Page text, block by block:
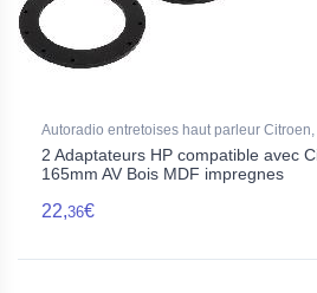
Autoradio entretoises haut parleur Citroen,
2 Adaptateurs HP compatible avec
165mm AV Bois MDF impregnes
22,36€